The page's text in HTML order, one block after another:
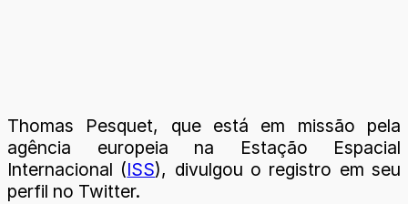
Thomas Pesquet, que está em missão pela
agência europeia na Estação Espacial
Internacional (ISS), divulgou o registro em seu
perfil no Twitter.